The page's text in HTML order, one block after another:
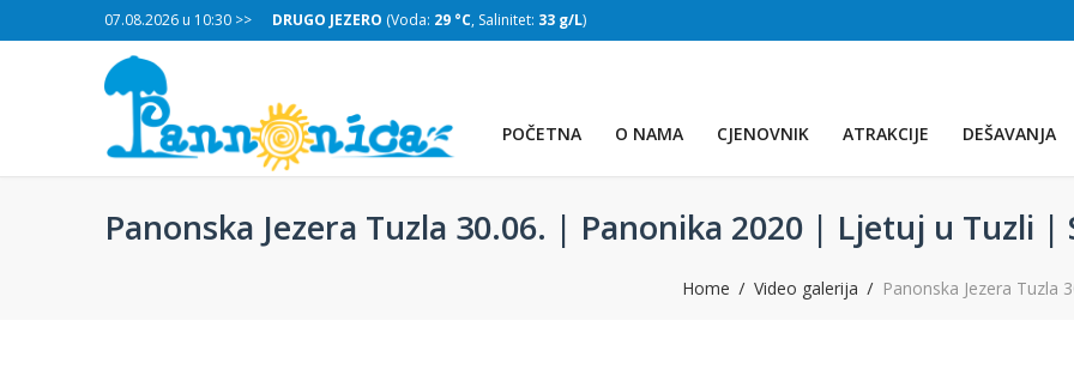
07.08.2026 u 10:30 >>
32 g/L) DRUGO JEZERO (Voda: 29 °C, Salinitet: 33 g/L)
POČETNA O NAMA CJENOVNIK ATRAKCIJE DEŠAVANJA
Panonska Jezera Tuzla 30.06. | Panonika 2020 | Ljetuj u Tuzli |
Home Video galerija Panonska Jezera